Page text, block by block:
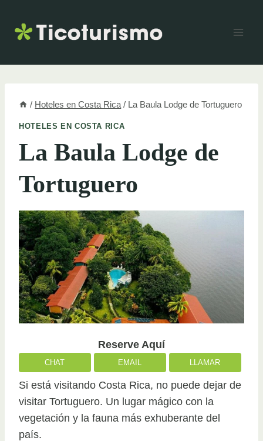
content
/ Hoteles en Costa Rica / La Baula Lodge de Tortuguero
HOTELES EN COSTA RICA
La Baula Lodge de
Tortuguero
Reserve Aquí
CHAT EMAIL LLAMAR
Si está visitando Costa Rica, no puede dejar de
visitar Tortuguero. Un lugar mágico con la
vegetación y la fauna más exhuberante del
país.